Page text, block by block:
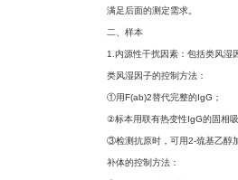
满足后面的测定需求。
二、样本
1.内源性干扰因素：包括类风湿
类风湿因子的控制方法：
①用F(ab)2替代完整的IgG；
②标本用联有热变性IgG的固相
③检测抗原时，可用2-巯基乙醇
补体的控制方法：